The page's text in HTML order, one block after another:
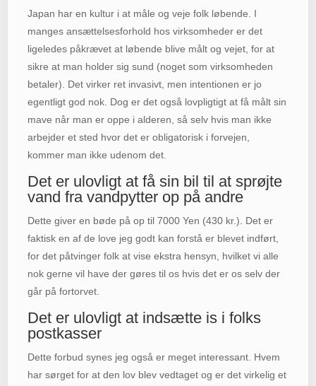
Japan har en kultur i at måle og veje folk løbende. I
manges ansættelsesforhold hos virksomheder er det
ligeledes påkrævet at løbende blive målt og vejet, for at
sikre at man holder sig sund (noget som virksomheden
betaler). Det virker ret invasivt, men intentionen er jo
egentligt god nok. Dog er det også lovpligtigt at få målt sin
mave når man er oppe i alderen, så selv hvis man ikke
arbejder et sted hvor det er obligatorisk i forvejen,
kommer man ikke udenom det.
Det er ulovligt at få sin bil til at sprøjte
vand fra vandpytter op på andre
Dette giver en bøde på op til 7000 Yen (430 kr.). Det er
faktisk en af de love jeg godt kan forstå er blevet indført,
for det påtvinger folk at vise ekstra hensyn, hvilket vi alle
nok gerne vil have der gøres til os hvis det er os selv der
går på fortorvet.
Det er ulovligt at indsætte is i folks
postkasser
Dette forbud synes jeg også er meget interessant. Hvem
har sørget for at den lov blev vedtaget og er det virkelig et